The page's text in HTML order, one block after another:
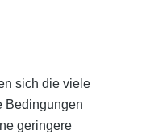
sich die viele
Bedingungen
geringere